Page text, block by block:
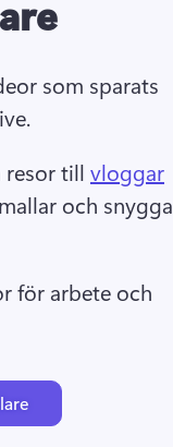
som sparats
resor till vloggar
och snygga
för arbete och